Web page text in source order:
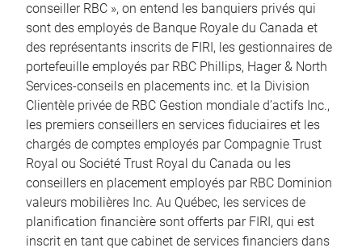
conseiller RBC », on entend les banquiers privés qui
sont des employés de Banque Royale du Canada et
des représentants inscrits de FIRI, les gestionnaires de
portefeuille employés par RBC Phillips, Hager & North
Services-conseils en placements inc. et la Division
Clientèle privée de RBC Gestion mondiale d’actifs Inc.,
les premiers conseillers en services fiduciaires et les
chargés de comptes employés par Compagnie Trust
Royal ou Société Trust Royal du Canada ou les
conseillers en placement employés par RBC Dominion
valeurs mobilières Inc. Au Québec, les services de
planification financière sont offerts par FIRI, qui est
inscrit en tant que cabinet de services financiers dans